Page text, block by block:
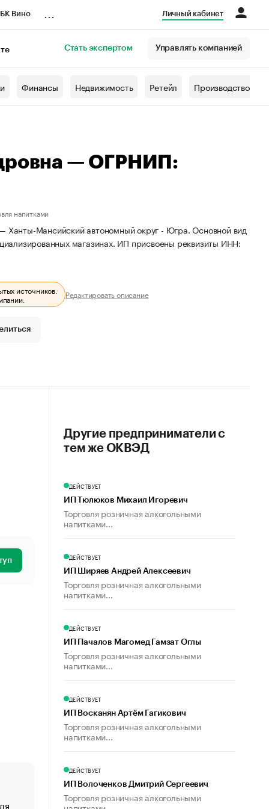
Вино Личный кабинет
Стать экспертом Управлять компанией
Финансы Недвижимость Ретейл Производство
— ОГРНИП:
напитками
Ханты-Мансийский автономный округ - Югра. Основной вид
магазинах. ИП присвоены реквизиты ИНН:
источников.
Редактировать описание
«От спорта тело стареет иначе». Как живет глава
Другие предприниматели с
тем же ОКВЭД
ДЕЙСТВУЕТ
ИП Тюлюков Михаил Игоревич
Торговля розничная алкогольными
напитками...
ДЕЙСТВУЕТ
ИП Ширяев Андрей Алексеевич
Торговля розничная алкогольными
напитками...
ДЕЙСТВУЕТ
ИП Пачалов Магомед Гамзат Оглы
Торговля розничная алкогольными
напитками...
ДЕЙСТВУЕТ
ИП Восканян Артём Гагикович
Торговля розничная алкогольными
напитками...
ДЕЙСТВУЕТ
ИП Волоченков Дмитрий Сергеевич
Торговля розничная алкогольными